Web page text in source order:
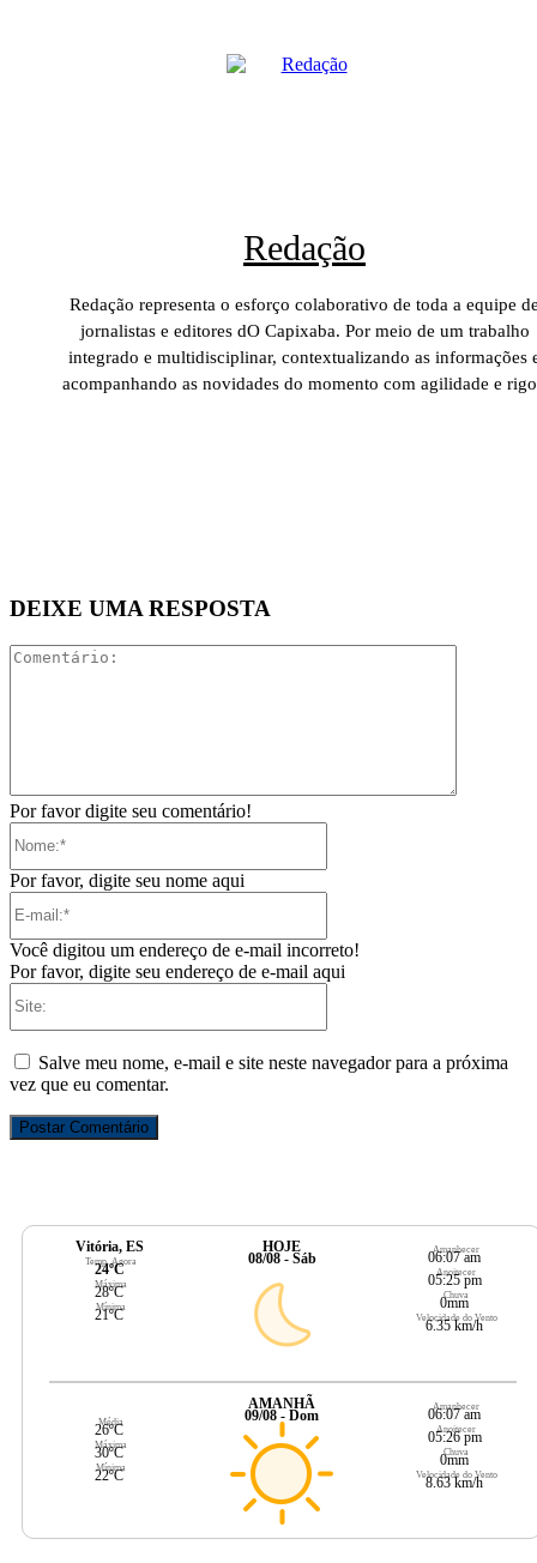
Redação
Redação representa o esforço colaborativo de toda a equipe
jornalistas e editores dO Capixaba. Por meio de um trabalho
integrado e multidisciplinar, contextualizando as informações
acompanhando as novidades do momento com agilidade e
DEIXE UMA RESPOSTA
Por favor digite seu comentário!
Por favor, digite seu nome aqui
Você digitou um endereço de e-mail incorreto!
Por favor, digite seu endereço de e-mail aqui
Salve meu nome, e-mail e site neste navegador para a próxima
vez que eu comentar.
Vitória, ES
Temp. Agora
24ºC
Máxima
28ºC
Mínima
21ºC
HOJE
08/08 - Sáb
Amanhecer
06:07 am
Anoitecer
05:25 pm
Chuva
0mm
Velocidade do Vento
6.35 km/h
Média
26ºC
Máxima
30ºC
Mínima
22ºC
AMANHÃ
09/08 - Dom
Amanhecer
06:07 am
Anoitecer
05:26 pm
Chuva
0mm
Velocidade do Vento
8.63 km/h